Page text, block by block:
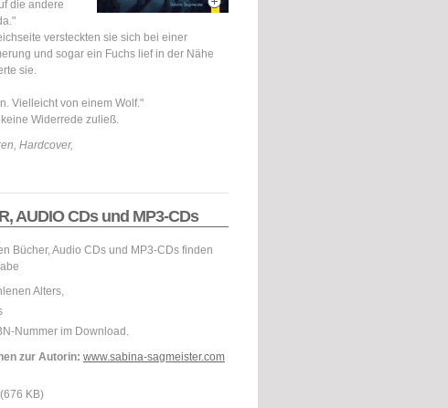
die andere
versteckten sie sich bei einer
und sogar ein Fuchs lief in der Nähe
sie.
Vielleicht von einem Wolf."
Widerrede zuließ.
Hardcover,
AUDIO CDs und MP3-CDs
Bücher, Audio CDs und MP3-CDs finden
Alters,
Nummer im Download.
zur Autorin: www.sabina-sagmeister.com
(676 KB)